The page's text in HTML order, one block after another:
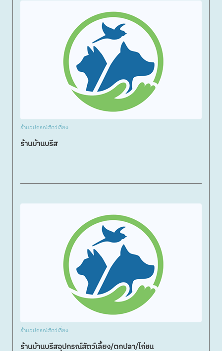
ร้านอุปกรณ์สัตว์เลี้ยง
ร้านบ้านบรีส
ร้านอุปกรณ์สัตว์เลี้ยง
ร้านบ้านบรีสอุปกรณ์สัตว์เลี้ยง/ตกปลา/ไก่ชน